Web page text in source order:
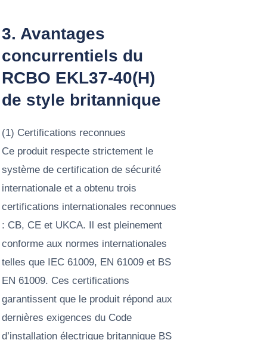
3. Avantages
concurrentiels du
RCBO EKL37-40(H)
de style britannique
(1) Certifications reconnues
Ce produit respecte strictement le
système de certification de sécurité
internationale et a obtenu trois
certifications internationales reconnues
: CB, CE et UKCA. Il est pleinement
conforme aux normes internationales
telles que IEC 61009, EN 61009 et BS
EN 61009. Ces certifications
garantissent que le produit répond aux
dernières exigences du Code
d’installation électrique britannique BS